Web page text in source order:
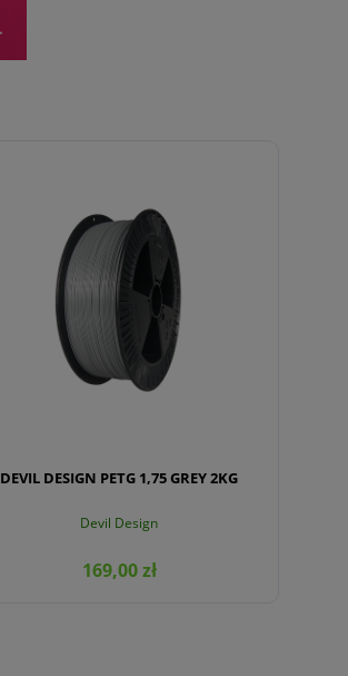
DEVIL DESIGN PETG 1,75 GREY 2KG
Devil Design
169,00 zł